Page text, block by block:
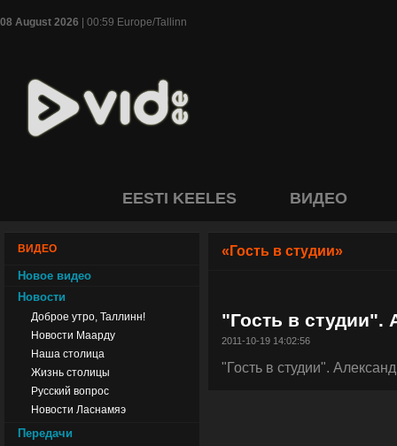
08 August 2026 | 00:59 Europe/Tallinn
EESTI KEELES ВИДЕО
ВИДЕО
Новое видео
Новости
Доброе утро, Таллинн!
Новости Маарду
Наша столица
Жизнь столицы
Русский вопрос
Новости Ласнамяэ
Передачи
«Гость в студии»
"Гость в студии".
2011-10-19 14:02:56
"Гость в студии".